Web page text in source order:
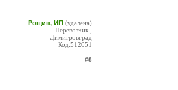
Рощин, ИП (удалена)
Перевозчик ,
Димитровград
Код:512051
#8